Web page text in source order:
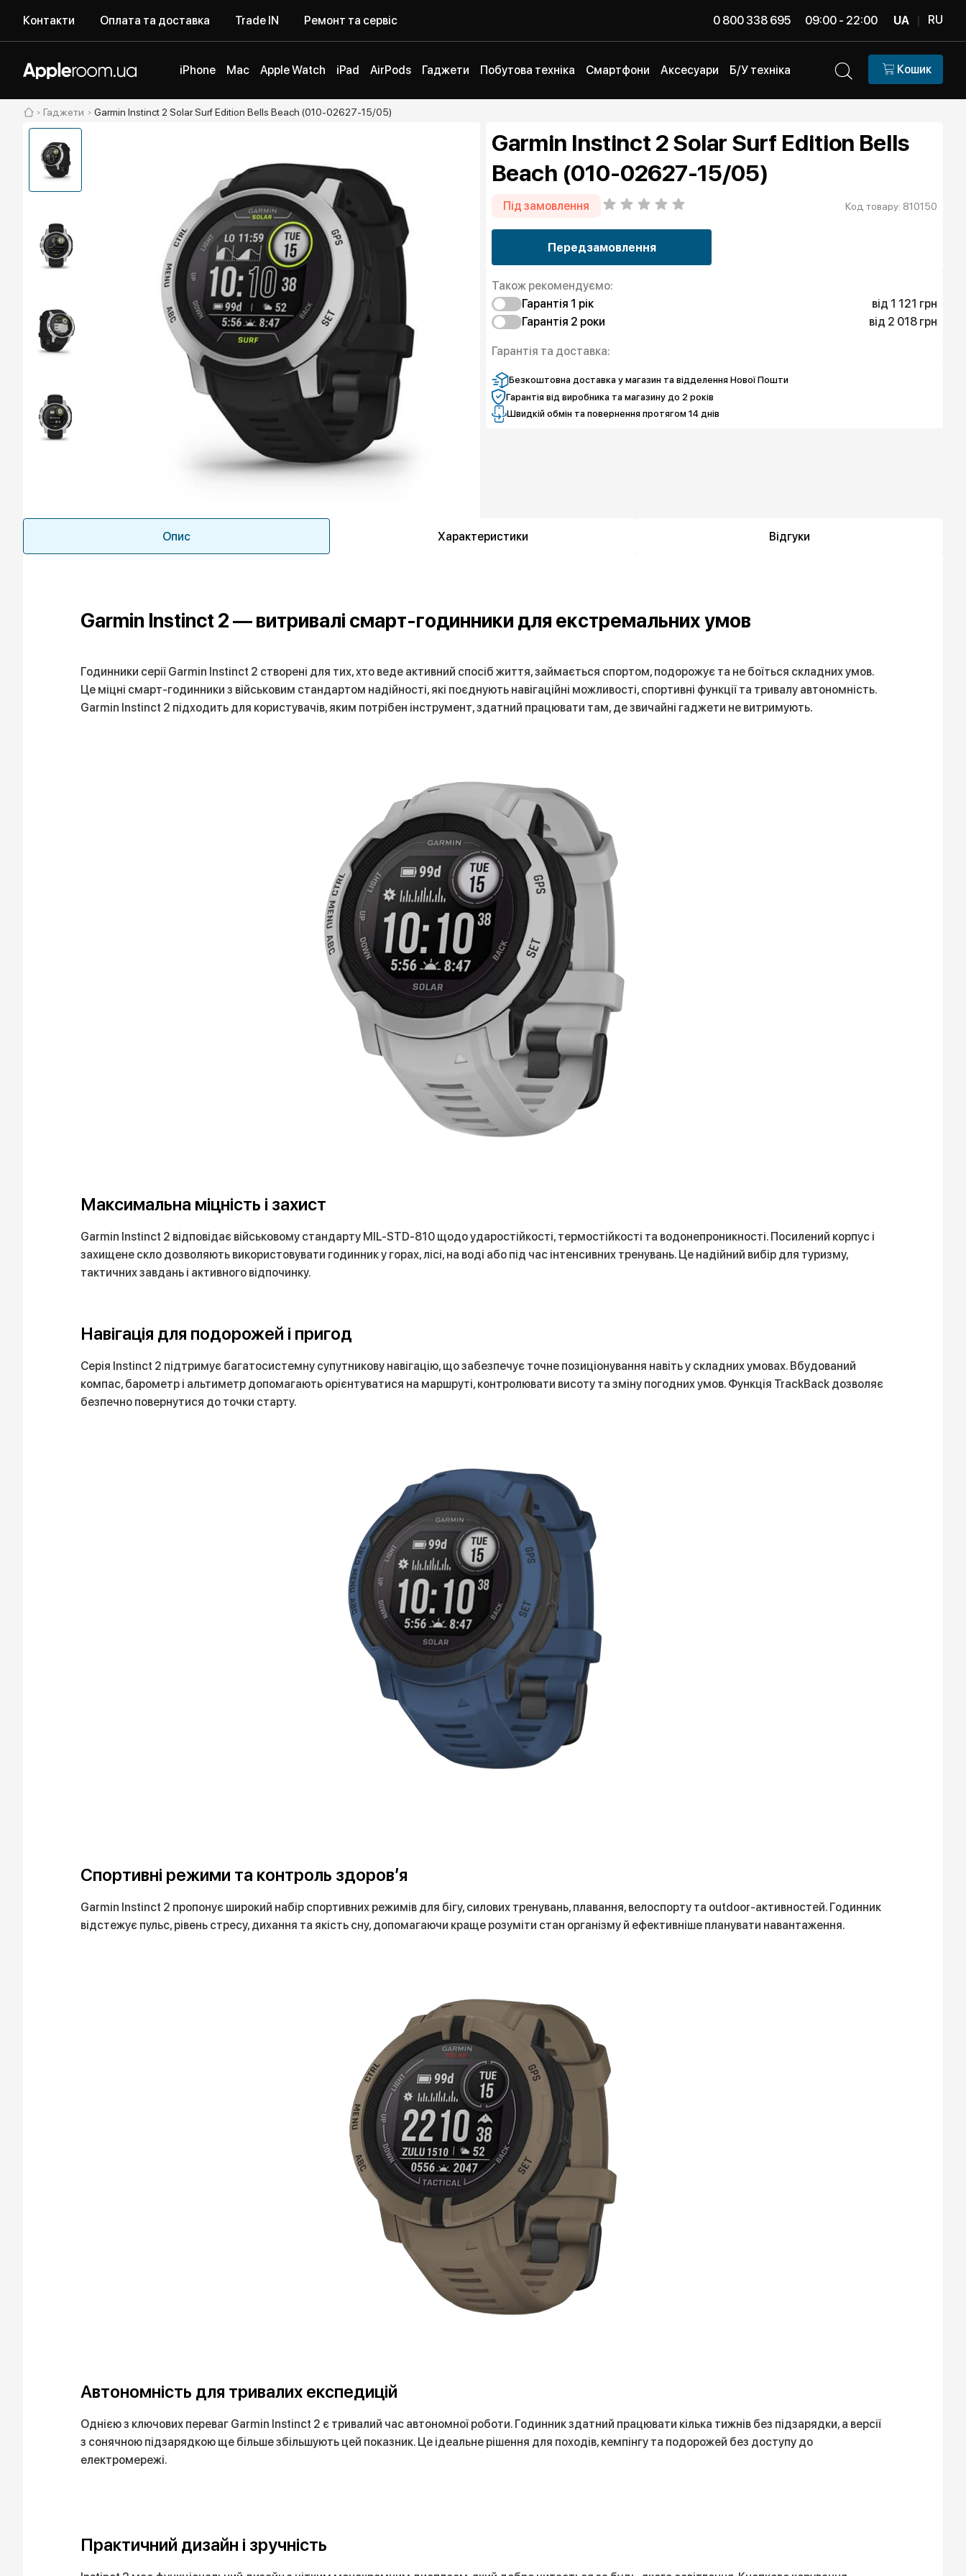
Контакти Оплата та доставка Trade IN Ремонт та сервіс 0 800 338 695 09:00 - 22:00 UA | RU
iPhone Mac Apple Watch iPad AirPods Гаджети Побутова техніка Смартфони Аксесуари Б/У техніка Кошик
Гаджети Garmin Instinct 2 Solar Surf Edition Bells Beach (010-02627-15/05)
Garmin Instinct 2 Solar Surf Edition Bells
Beach (010-02627-15/05)
Під замовлення Код товару: 810150
Передзамовлення
Також рекомендуємо:
Гарантія 1 рiк
від 1 121 грн
Захист від браку
1 121 грн
Гарантія 2 роки
від 2 018 грн
Чистий спокій
Гарантія та доставка:
Безкоштовна доставка у магазин та відделення Нової Пошти
Гарантія від виробника та магазину до 2 років
Швидкій обмін та повернення протягом 14 днів
Опис Характеристики Відгуки
Garmin Instinct 2 — витривалі смарт-годинники для екстремальних умов
Годинники серії Garmin Instinct 2 створені для тих, хто веде активний спосіб життя, займається спортом, подорожує та не боїться складних умов.
Це міцні смарт-годинники з військовим стандартом надійності, які поєднують навігаційні можливості, спортивні функції та тривалу автономність.
Garmin Instinct 2 підходить для користувачів, яким потрібен інструмент, здатний працювати там, де звичайні гаджети не витримують.
Максимальна міцність і захист
Garmin Instinct 2 відповідає військовому стандарту MIL-STD-810 щодо ударостійкості, термостійкості та водонепроникності. Посилений корпус і
захищене скло дозволяють використовувати годинник у горах, лісі, на воді або під час інтенсивних тренувань. Це надійний вибір для туризму,
тактичних завдань і активного відпочинку.
Навігація для подорожей і пригод
Серія Instinct 2 підтримує багатосистемну супутникову навігацію, що забезпечує точне позиціонування навіть у складних умовах. Вбудований
компас, барометр і альтиметр допомагають орієнтуватися на маршруті, контролювати висоту та зміну погодних умов. Функція TrackBack дозволяє
безпечно повернутися до точки старту.
Спортивні режими та контроль здоров’я
Garmin Instinct 2 пропонує широкий набір спортивних режимів для бігу, силових тренувань, плавання, велоспорту та outdoor-активностей. Годинник
відстежує пульс, рівень стресу, дихання та якість сну, допомагаючи краще розуміти стан організму й ефективніше планувати навантаження.
Автономність для тривалих експедицій
Однією з ключових переваг Garmin Instinct 2 є тривалий час автономної роботи. Годинник здатний працювати кілька тижнів без підзарядки, а версії
з сонячною підзарядкою ще більше збільшують цей показник. Це ідеальне рішення для походів, кемпінгу та подорожей без доступу до
електромережі.
Практичний дизайн і зручність